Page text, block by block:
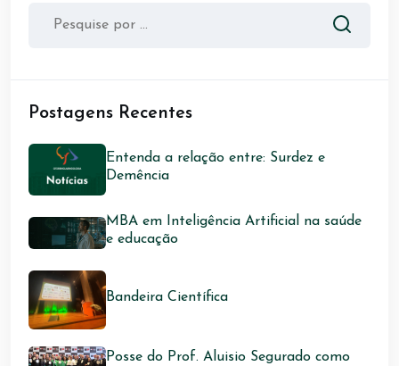
Postagens Recentes
Entenda a relação entre: Surdez e
Demência
MBA em Inteligência Artificial na saúde
e educação
Bandeira Científica
Posse do Prof. Aluisio Segurado como